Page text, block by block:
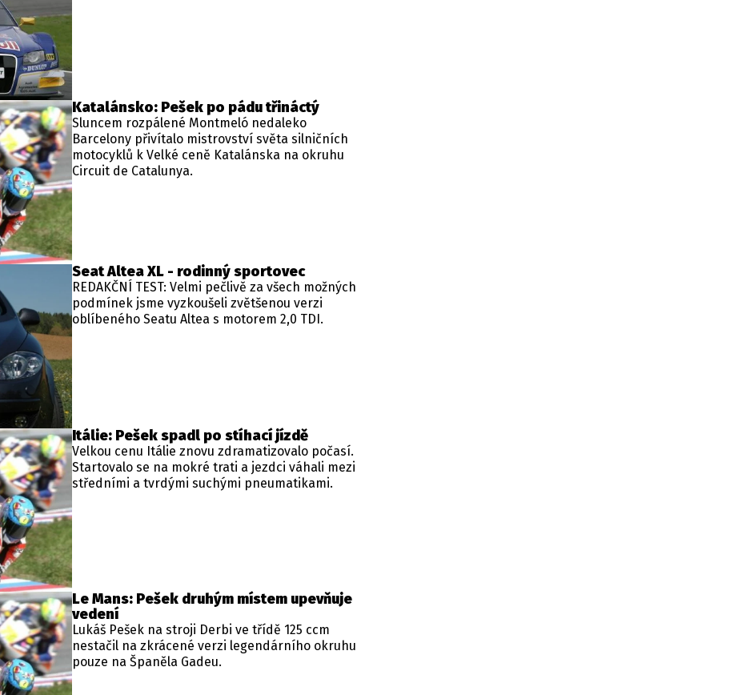
Katalánsko: Pešek po pádu třináctý
Sluncem rozpálené Montmeló nedaleko
Barcelony přivítalo mistrovství světa silničních
motocyklů k Velké ceně Katalánska na okruhu
Circuit de Catalunya.
Seat Altea XL - rodinný sportovec
REDAKČNÍ TEST: Velmi pečlivě za všech možných
podmínek jsme vyzkoušeli zvětšenou verzi
oblíbeného Seatu Altea s motorem 2,0 TDI.
Itálie: Pešek spadl po stíhací jízdě
Velkou cenu Itálie znovu zdramatizovalo počasí.
Startovalo se na mokré trati a jezdci váhali mezi
středními a tvrdými suchými pneumatikami.
Le Mans: Pešek druhým místem upevňuje
vedení
Lukáš Pešek na stroji Derbi ve třídě 125 ccm
nestačil na zkrácené verzi legendárního okruhu
pouze na Španěla Gadeu.